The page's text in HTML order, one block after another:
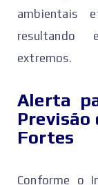
ambientais
resultando
extremos.
Alerta
Previsão
Fortes
Conforme o